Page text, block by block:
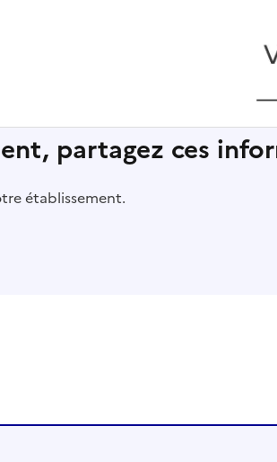
partagez ces
établissement.